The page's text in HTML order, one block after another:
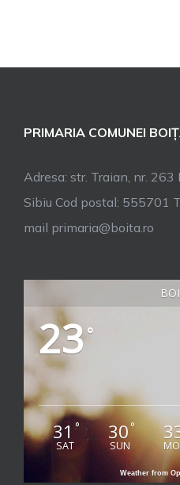
PRIMARIA COMUNEI
Adresa: str. Traian, nr.
Sibiu Cod postal: 555701
mail primaria@boita.ro
23°
31 °
SAT
30°
SUN
Weather from